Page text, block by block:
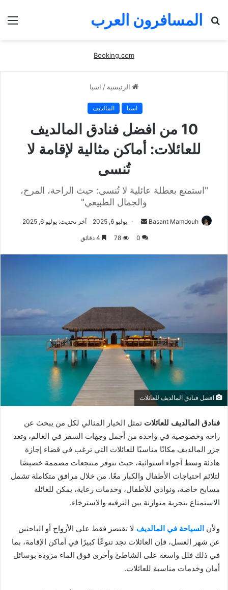
المسافرون العرب
Booking.com
الرئيسية / اسيا
اسيا المالديف
10 من افضل فنادق المالديف
للعائلات: أماكن مثالية لإقامة لا
تُنسى
"استمتع بعطلة عائلية لا تُنسى: حيث الراحة، المرح،
والجمال الطبيعي"
Basant Mamdouh
أرسل يوليو 6, 2025 آخر تحديث: يوليو 6, 2025
0
78
افضل فنادق المالديف للعائلات
فنادق المالديف للعائلات تمثل الخيار المثالي لكل من يبحث عن
راحة وخصوصية في واحدة من أجمل وجهات السفر في العالم، وتعد
جزر المالديف مكانًا مناسبًا للعائلات التي ترغب في قضاء إجازة
هادئة وسط أجواء استوائية، حيث تتوفر منتجعات مصممة خصيصًا
لتلائم احتياجات الأطفال والكبار معًا. من خلال مرافق متكاملة تشمل
مسابح خاصة، ونوادي للأطفال، وخدمات رعاية، يمكن للعائلة
الاستمتاع بتجربة متوازنة بين الترفيه والاسترخاء.
ولأن السياحة في المالديف لا تقتصر فقط على الأزواج أو الباحثين
عن شهر العسل، فإن العائلات تجد تنوعًا كبيرًا في أماكن الإقامة، بما
في ذلك فلل واسعة على الشاطئ وأخرى فوق الماء مزودة بوسائل
أمان وخدمات مناسبة للعائلات.